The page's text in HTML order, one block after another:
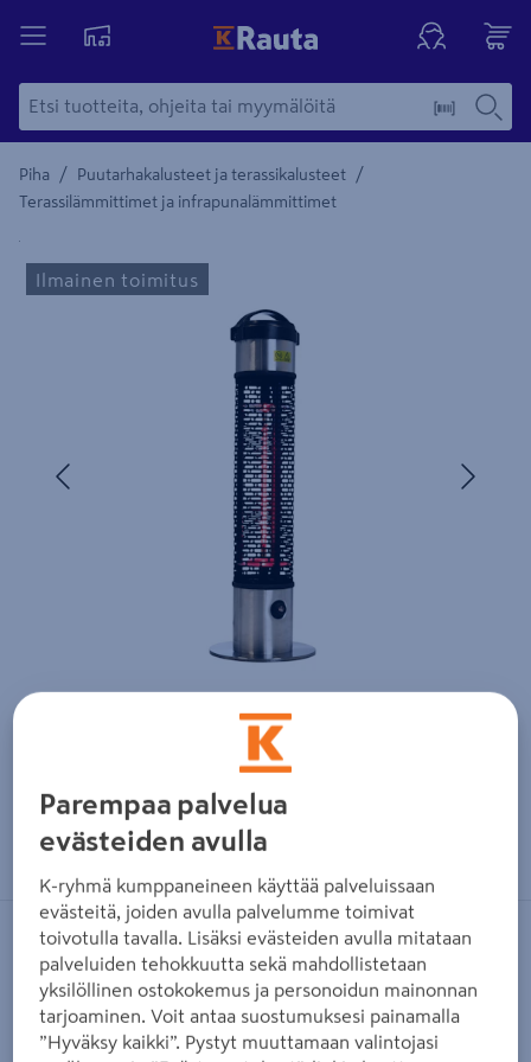
Piha / Puutarhakalusteet ja terassikalusteet /
Terassilämmittimet ja infrapunalämmittimet
Yksityiskohtainen kuvaus löytyy Tuotteen kuvaus -
Ilmainen toimitus
Zoomaa kuvaa sormilla kosketusnäytöllä
Terassilämmitin Hortus pöydän alle
1200W hopea
HORTUS
Parempaa palvelua
evästeiden avulla
K-ryhmä kumppaneineen käyttää palveluissaan
evästeitä, joiden avulla palvelumme toimivat
toivotulla tavalla. Lisäksi evästeiden avulla mitataan
palveluiden tehokkuutta sekä mahdollistetaan
yksilöllinen ostokokemus ja personoidun mainonnan
tarjoaminen. Voit antaa suostumuksesi painamalla
”Hyväksy kaikki”. Pystyt muuttamaan valintojasi